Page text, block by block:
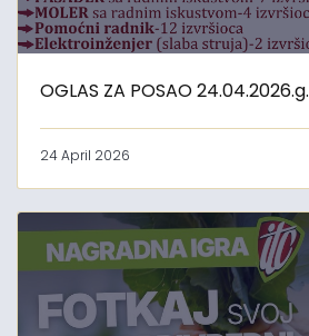
OGLAS ZA POSAO 24.04.2026.g.
24 April 2026